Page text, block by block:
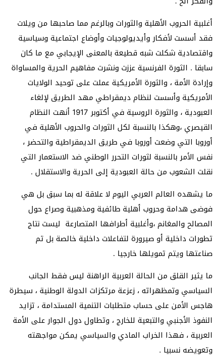
أغلبية الحروب الأهلية والثورات وبالرغم مما صاحبها من ويلات
فقد أسست لأفكار وأيديولوجيات وأوضاع اجتماعية وسياسية
واقتصادية شكلت شبه قطيعة بالمعنى الإيجابي مع ما كان
سابقا . الثورة الفرنسية عززت ونشرت مفاهيم الحرية والمساواة
وإرادة الأمة ، والثورة الأمريكية عملت على توحيد الولايات
الأمريكية وأسست لنظام ديمقراطي مهد الطريق لإلغاء
العبودية ، والثورة الروسية في أكتوبر 1917 أنهت النظام
القيصري ،وهكذا بالنسبة لكل الثورات والحروب الأهلية في
أوروبا التي وضعت أوروبا في طريق الديمقراطية والتحضر ،
نفس الأمر بالنسبة لثورات التحرر الوطني ضد الاستعمار التي
نقلت الشعوب من حالة العبودية إلى الحرية والاستقلال .
ما يشهده العالم العربي اليوم لا علاقة له بما سبق بل هي
فوضى هدامة وحروب أهلية طائفية ومذهبية وصراع حول
المصالح والمغانم ،وأغلبية أطرافها المتصارعة ليست نتاج
تطورات داخلية أو صيرورة لتفاعلات داخلية خالصة بل تم
صناعتها ويتم تمويلها خارجيا .
ما يثير القلق من الحالة العربية الراهنة ليس فقط الجانب
السياسي وتمظهراته ، زعزعة مرتكزات الدولة الوطنية ، سيطرة
هاجس الأمن على حساب متطلبات التنمية المستدامة ، تزايد
النفوذ الأجنبي والتبعية للخارج ، وتطاول دول الجوار على الأمة
العربية ، فهذا الخراب المادي والسياسي يمكن مواجهته
وتعويضه نسبيا .